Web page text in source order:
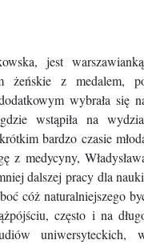
jest
żeńskie z medalem,
wybrała się
wstąpiła na
bardzo czasie
z medycyny,
dalszej pracy dla
cóż naturalniejszego
często i na
uniwersyteckich,